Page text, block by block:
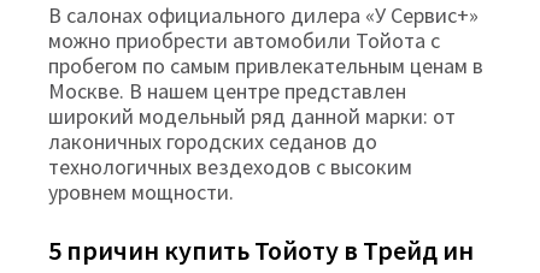
В салонах официального дилера «У Сервис+»
можно приобрести автомобили Тойота с
пробегом по самым привлекательным ценам в
Москве. В нашем центре представлен
широкий модельный ряд данной марки: от
лаконичных городских седанов до
технологичных вездеходов с высоким
уровнем мощности.
5 причин купить Тойоту в Трейд ин